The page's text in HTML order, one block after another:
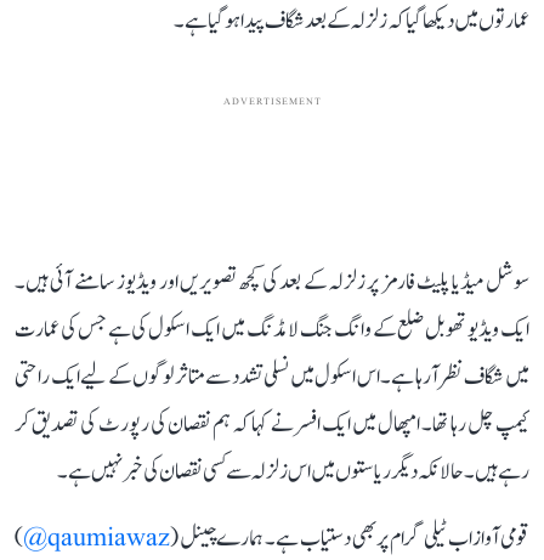
عمارتوں میں دیکھا گیا کہ زلزلہ کے بعد شگاف پیدا ہو گیا ہے۔
ADVERTISEMENT
سوشل میڈیا پلیٹ فارمز پر زلزلہ کے بعد کی کچھ تصویریں اور ویڈیوز سامنے آئی ہیں۔
ایک ویڈیو تھوبل ضلع کے وانگ جنگ لامڈنگ میں ایک اسکول کی ہے جس کی عمارت
میں شگاف نظر آ رہا ہے۔ اس اسکول میں نسلی تشدد سے متاثر لوگوں کے لیے ایک راحتی
کیمپ چل رہا تھا۔ امپھال میں ایک افسر نے کہا کہ ہم نقصان کی رپورٹ کی تصدیق کر
رہے ہیں۔ حالانکہ دیگر ریاستوں میں اس زلزلہ سے کسی نقصان کی خبر نہیں ہے۔
قومی آواز اب ٹیلی گرام پر بھی دستیاب ہے۔ ہمارے چینل (qaumiawaz@
)